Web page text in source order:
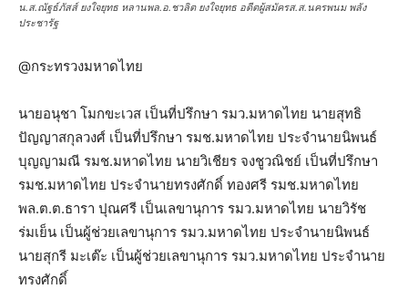
น.ส.ณัฐธ์ภัสส์ ยงใจยุทธ หลานพล.อ.ชวลิต ยงใจยุทธ อดีตผู้สมัครส.ส.นครพนม พลัง
ประชารัฐ
@กระทรวงมหาดไทย
นายอนุชา โมกขะเวส เป็นที่ปรึกษา รมว.มหาดไทย นายสุทธิ
ปัญญาสกุลวงศ์ เป็นที่ปรึกษา รมช.มหาดไทย ประจำนายนิพนธ์
บุญญามณี รมช.มหาดไทย นายวิเชียร จงชูวณิชย์ เป็นที่ปรึกษา
รมช.มหาดไทย ประจำนายทรงศักดิ์ ทองศรี รมช.มหาดไทย
พล.ต.ต.ธารา ปุณศรี เป็นเลขานุการ รมว.มหาดไทย นายวิรัช
ร่มเย็น เป็นผู้ช่วยเลขานุการ รมว.มหาดไทย ประจำนายนิพนธ์
นายสุกรี มะเต๊ะ เป็นผู้ช่วยเลขานุการ รมว.มหาดไทย ประจำนาย
ทรงศักดิ์